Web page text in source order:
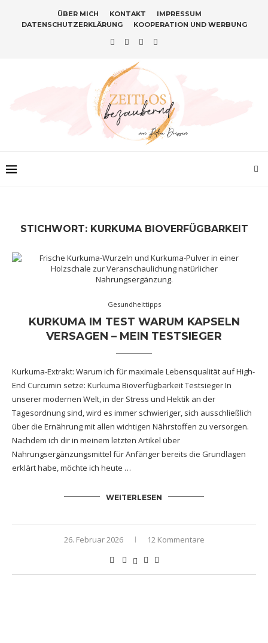
ÜBER MICH KONTAKT
IMPRESSUM
DATENSCHUTZERKLÄRUNG
KOOPERATION UND WERBUNG
STICHWORT: KURKUMA BIOVERFÜGBARKEIT
Gesundheittipps
KURKUMA IM TEST WARUM KAPSELN
VERSAGEN – MEIN TESTSIEGER
Kurkuma-Extrakt: Warum ich für maximale Lebensqualität auf High-
End Curcumin setze: Kurkuma Bioverfügbarkeit Testsieger In
unserer modernen Welt, in der Stress und Hektik an der
Tagesordnung sind, wird es immer schwieriger, sich ausschließlich
über die Ernährung mit allen wichtigen Nährstoffen zu versorgen.
Nachdem ich dir in meinem letzten Artikel über
Nahrungsergänzungsmittel für Anfänger bereits die Grundlagen
erklärt habe, möchte ich heute …
WEITERLESEN
26. Februar 2026 12 Kommentare